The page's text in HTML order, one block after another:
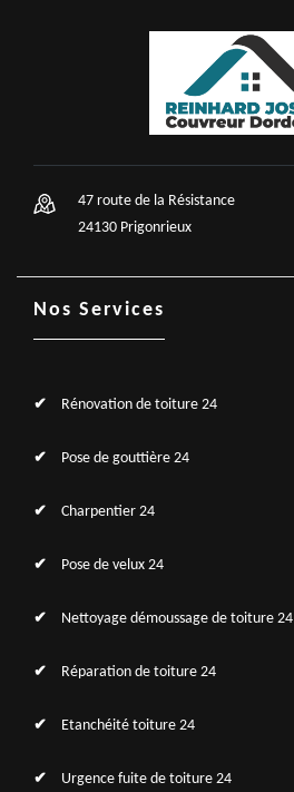
47 route de la Résistance
24130 Prigonrieux
Nos Services
Rénovation de toiture 24
Pose de gouttière 24
Charpentier 24
Pose de velux 24
Nettoyage démoussage de toiture 24
Réparation de toiture 24
Etanchéité toiture 24
Urgence fuite de toiture 24